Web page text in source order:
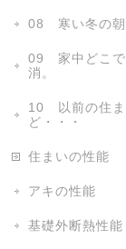
08 寒い冬の朝
09 家中どこで
消。
10 以前の住ま
ど・・・
住まいの性能
アキの性能
基礎外断熱性能